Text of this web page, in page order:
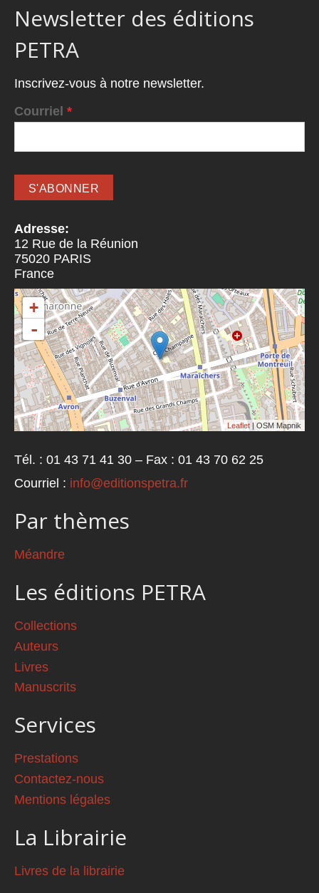
Newsletter des éditions
PETRA
Inscrivez-vous à notre newsletter.
Courriel *
Adresse:
12 Rue de la Réunion
75020 PARIS
France
+
-
Leaflet | OSM Mapnik
Tél. : 01 43 71 41 30 – Fax : 01 43 70 62 25
Courriel : info@editionspetra.fr
Par thèmes
Méandre
Les éditions PETRA
Collections
Auteurs
Livres
Manuscrits
Services
Prestations
Contactez-nous
Mentions légales
La Librairie
Livres de la librairie